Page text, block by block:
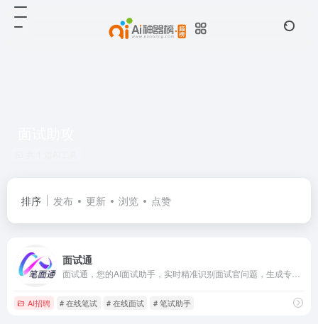
排序 发布 更新 浏览 点赞
面试通
AI招聘 # 在线笔试 # 在线面试 # 笔试助手